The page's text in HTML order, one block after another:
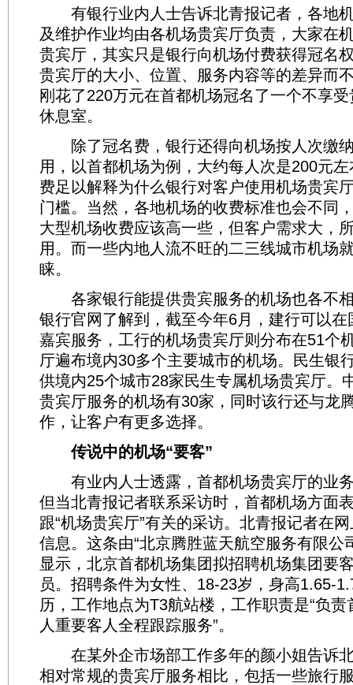
有银行业内人士告诉北青报记者，各地
及维护作业均由各机场贵宾厅负责，大家在
贵宾厅，其实只是银行向机场付费获得冠名
贵宾厅的大小、位置、服务内容等的差异而
刚花了220万元在首都机场冠名了一个不享
休息室。
除了冠名费，银行还得向机场按人次缴
用，以首都机场为例，大约每人次是200元
费足以解释为什么银行对客户使用机场贵宾
门槛。当然，各地机场的收费标准也会不同
大型机场收费应该高一些，但客户需求大，
用。而一些内地人流不旺的二三线城市机场
睐。
各家银行能提供贵宾服务的机场也各不
银行官网了解到，截至今年6月，建行可以
嘉宾服务，工行的机场贵宾厅则分布在51个
厅遍布境内30多个主要城市的机场。民生银
供境内25个城市28家民生专属机场贵宾厅。
贵宾厅服务的机场有30家，同时该行还与龙
作，让客户有更多选择。
传说中的机场“要客”
有业内人士透露，首都机场贵宾厅的业务
但当北青报记者联系采访时，首都机场方面
跟“机场贵宾厅”有关的采访。北青报记者在
信息。这条由“北京腾胜蓝天航空服务有限公
显示，北京首都机场集团拟招聘机场集团要
员。招聘条件为女性、18-23岁，身高1.65-
历，工作地点为T3航站楼，工作职责是“负
人重要客人全程跟踪服务”。
在某外企市场部工作多年的颜小姐告诉
相对常规的贵宾厅服务相比，包括一些旅行